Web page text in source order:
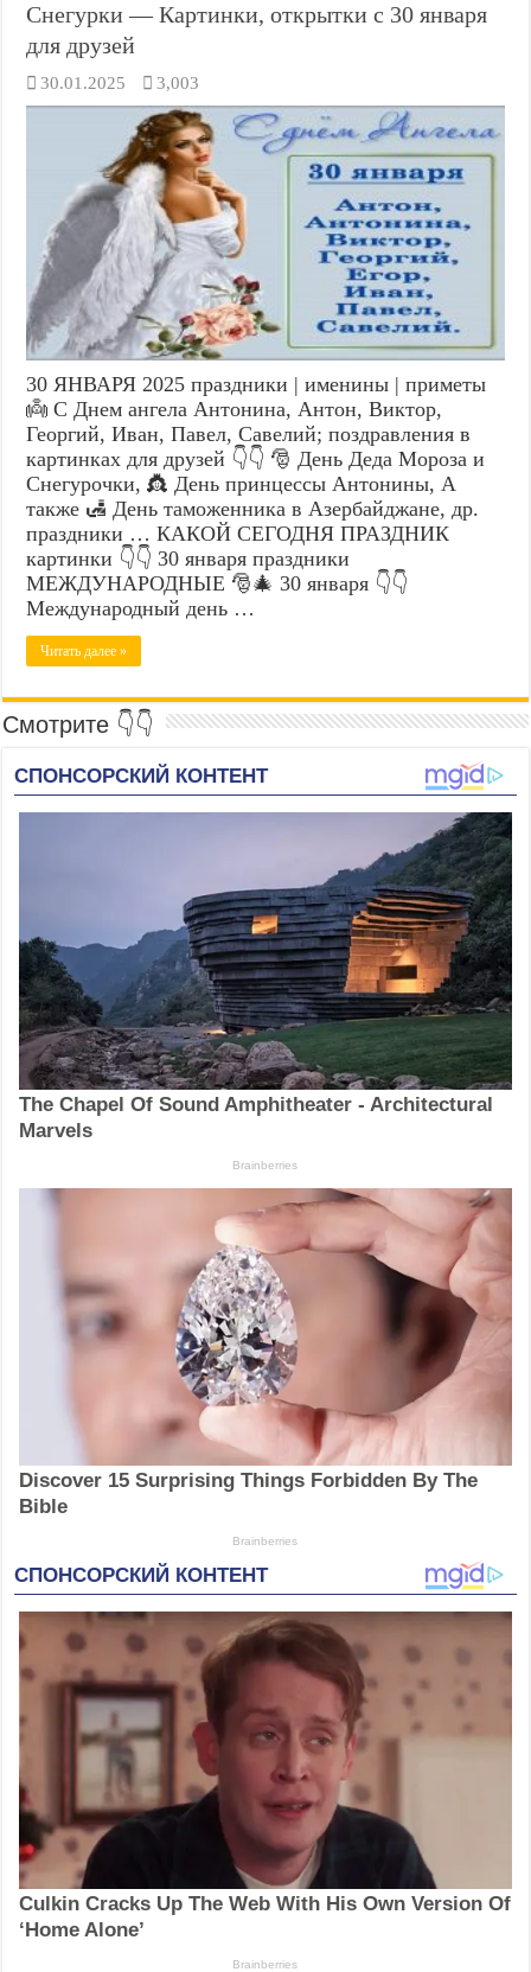
Снегурки — Картинки, открытки с 30 января
для друзей
30.01.2025 3,003
30 ЯНВАРЯ 2025 праздники | именины | приметы
👼 С Днем ангела Антонина, Антон, Виктор,
Георгий, Иван, Павел, Савелий; поздравления в
картинках для друзей 👇👇 🎅 День Деда Мороза и
Снегурочки, 👸 День принцессы Антонины, А
также 🛃 День таможенника в Азербайджане, др.
праздники … КАКОЙ СЕГОДНЯ ПРАЗДНИК
картинки 👇👇 30 января праздники
МЕЖДУНАРОДНЫЕ 🎅🎄 30 января 👇👇
Международный день …
Читать далее »
Смотрите 👇👇